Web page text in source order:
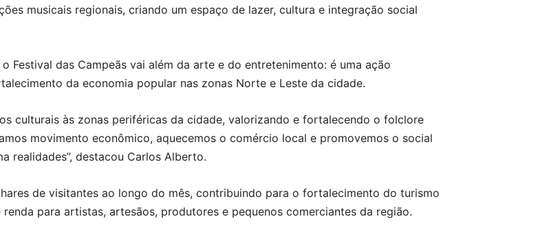
musicais regionais, criando um espaço de lazer, cultura e integração social
Festival das Campeãs vai além da arte e do entretenimento: é uma ação
da economia popular nas zonas Norte e Leste da cidade.
culturais às zonas periféricas da cidade, valorizando e fortalecendo o folclore
movimento econômico, aquecemos o comércio local e promovemos o social
realidades”, destacou Carlos Alberto.
de visitantes ao longo do mês, contribuindo para o fortalecimento do turismo
para artistas, artesãos, produtores e pequenos comerciantes da região.